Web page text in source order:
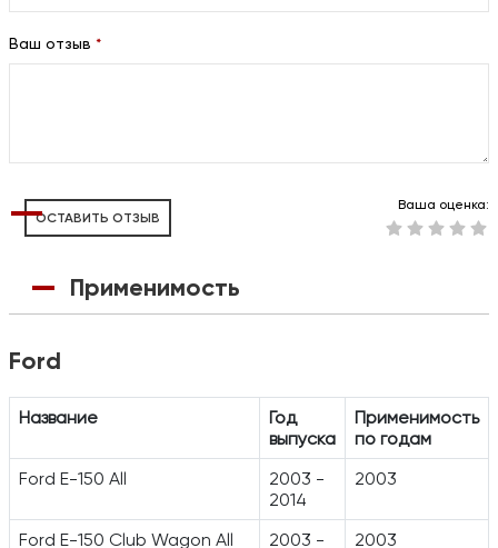
Ваш отзыв *
ОСТАВИТЬ ОТЗЫВ
Ваша оценка:
Применимость
Ford
Название
Год
выпуска
Применимость
по годам
Ford E-150 All
2003 -
2014
2003
Ford E-150 Club Wagon All
2003 -
2003